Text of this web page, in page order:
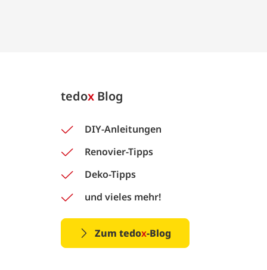
tedox Blog
DIY-Anleitungen
Renovier-Tipps
Deko-Tipps
und vieles mehr!
Zum tedox-Blog